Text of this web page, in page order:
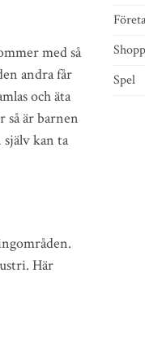
med så
andra får
och äta
så är barnen
själv kan ta
Här
Spel